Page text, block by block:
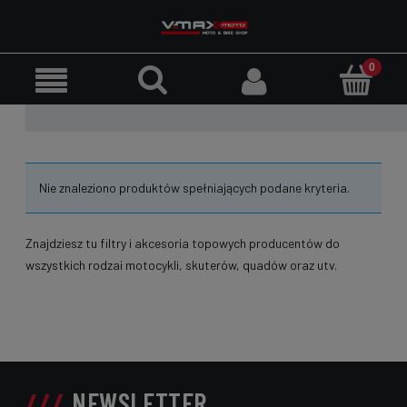
Nie znaleziono produktów spełniających podane kryteria.
Znajdziesz tu filtry i akcesoria topowych producentów do
wszystkich rodzai motocykli, skuterów, quadów oraz utv.